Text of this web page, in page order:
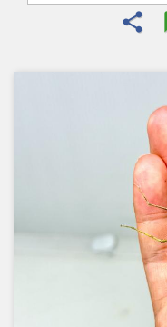
share